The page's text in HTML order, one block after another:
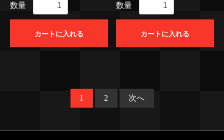
数量
カートに入れる
数量
カートに入れる
1 2 次へ